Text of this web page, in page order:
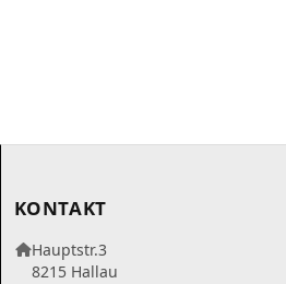
KONTAKT
Hauptstr.3
8215 Hallau